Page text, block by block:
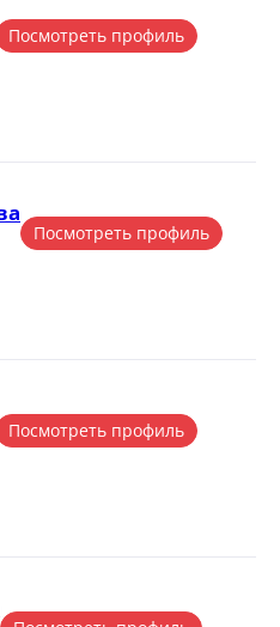
Посмотреть профиль
Посмотреть профиль
Посмотреть профиль